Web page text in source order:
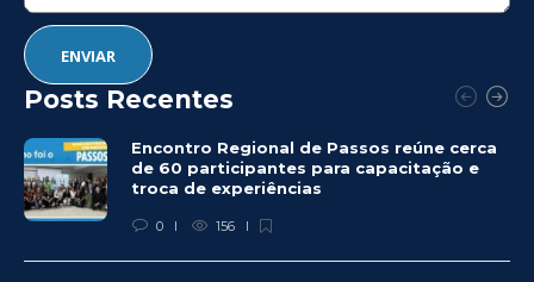
Posts Recentes
Encontro Regional de Passos reúne cerca
de 60 participantes para capacitação e
troca de experiências
0 156